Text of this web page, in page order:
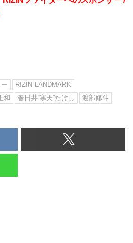
RIZIN LANDMARK
和 春日井“寒天”たけし
渡部修斗